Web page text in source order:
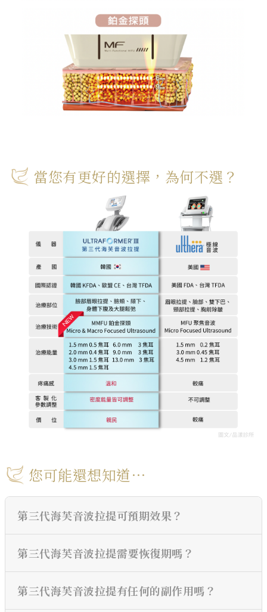
當您有更好的選擇，為何不選？
您可能還想知道⋯
第三代海芙音波拉提可預期效果？
第三代海芙音波拉提需要恢復期嗎？
第三代海芙音波拉提有任何的副作用嗎？